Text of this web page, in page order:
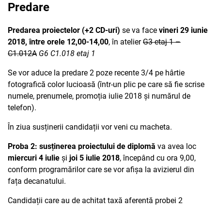
Predare
Predarea proiectelor (+2 CD-uri) se va face vineri 29 iunie
2018, între orele 12,00-14,00, în atelierG3 etaj 1 –
C1.012A G6 C1.018 etaj 1
Se vor aduce la predare 2 poze recente 3/4 pe hârtie
fotografică color lucioasă (într-un plic pe care să fie scrise
numele, prenumele, promoția iulie 2018 și numărul de
telefon).
În ziua susținerii candidații vor veni cu macheta.
Proba 2: susținerea proiectului de diplomă va avea loc
miercuri 4 iulie și joi 5 iulie 2018, începând cu ora 9,00,
conform programărilor care se vor afișa la avizierul din
fața decanatului.
Candidații care au de achitat taxă aferentă probei 2